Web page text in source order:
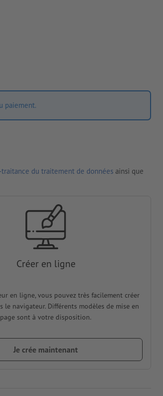
paiement.
du traitement de données ainsi que
Créer en ligne
en ligne, vous pouvez très facilement créer
le navigateur. Différents modèles de mise en
page sont à votre disposition.
Je crée maintenant